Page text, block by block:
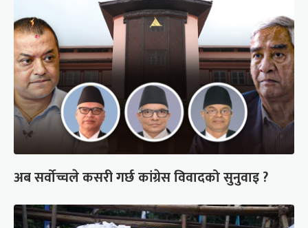
अब सर्वोच्चले कसरी गर्छ कांग्रेस विवादको सुनुवाइ ?